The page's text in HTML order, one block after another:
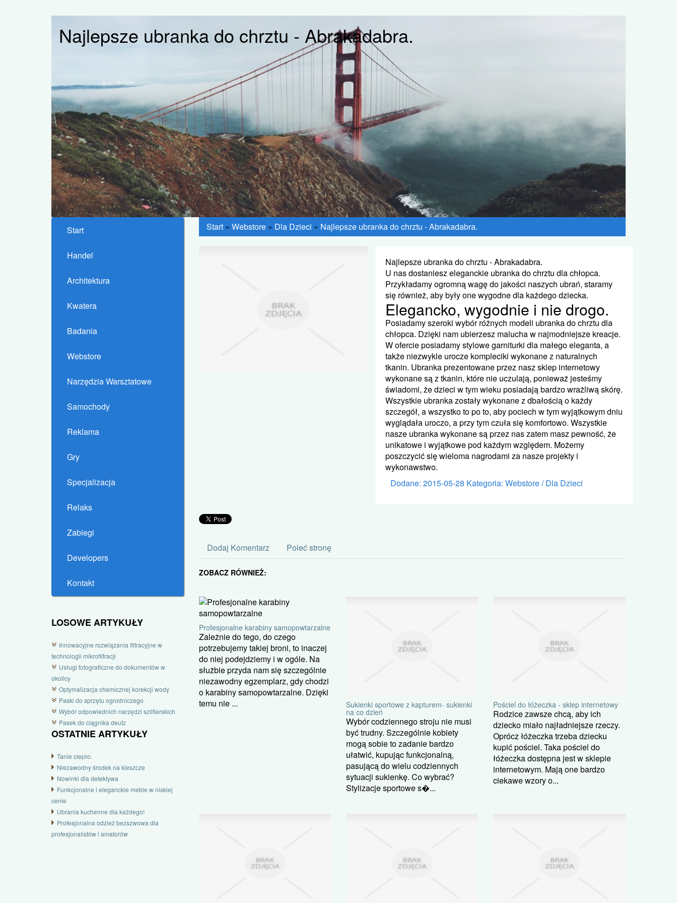
Najlepsze ubranka do chrztu - Abrakadabra.
Start
Handel
Architektura
Kwatera
Badania
Webstore
Narzędzia Warsztatowe
Samochody
Reklama
Gry
Specjalizacja
Relaks
Zabiegi
Developers
Kontakt
LOSOWE ARTYKUŁY
Innowacyjne rozwiązania filtracyjne w
technologii mikrofiltracji
Usługi fotograficzne do dokumentów w
okolicy
Optymalizacja chemicznej korekcji wody
Paski do sprzętu ogrodniczego
Wybór odpowiednich narzędzi szlifierskich
Pasek do ciągnika deutz
OSTATNIE ARTYKUŁY
Tanie ciepło.
Niezawodny środek na kleszcze
Nowinki dla detektywa
Funkcjonalne i eleganckie meble w niskiej
cenie
Ubrania kuchenne dla każdego!
Profesjonalna odzież bezszwowa dla
profesjonalistów i amatorów
Start» Webstore» Dla Dzieci » Najlepsze ubranka do chrztu - Abrakadabra.
Najlepsze ubranka do chrztu - Abrakadabra.
U nas dostaniesz eleganckie ubranka do chrztu dla chłopca.
Przykładamy ogromną wagę do jakości naszych ubrań, staramy
się również, aby były one wygodne dla każdego dziecka.
Elegancko, wygodnie i nie drogo.
Posiadamy szeroki wybór różnych modeli ubranka do chrztu dla
chłopca. Dzięki nam ubierzesz malucha w najmodniejsze kreacje.
W ofercie posiadamy stylowe garniturki dla małego eleganta, a
także niezwykle urocze kompleciki wykonane z naturalnych
tkanin. Ubranka prezentowane przez nasz sklep internetowy
wykonane są z tkanin, które nie uczulają, ponieważ jesteśmy
świadomi, że dzieci w tym wieku posiadają bardzo wrażliwą skórę.
Wszystkie ubranka zostały wykonane z dbałością o każdy
szczegół, a wszystko to po to, aby pociech w tym wyjątkowym dniu
wyglądała uroczo, a przy tym czuła się komfortowo. Wszystkie
nasze ubranka wykonane są przez nas zatem masz pewność, że
unikatowe i wyjątkowe pod każdym względem. Możemy
poszczycić się wieloma nagrodami za nasze projekty i
wykonawstwo.
Dodane: 2015-05-28 Kategoria: Webstore / Dla Dzieci
Dodaj Komentarz Poleć stronę
ZOBACZ RÓWNIEŻ:
Profesjonalne karabiny samopowtarzalne
Zależnie do tego, do czego
potrzebujemy takiej broni, to inaczej
do niej podejdziemy i w ogóle. Na
służbie przyda nam się szczególnie
niezawodny egzemplarz, gdy chodzi
o karabiny samopowtarzalne. Dzięki
temu nie ...
Sukienki sportowe z kapturem- sukienki
na co dzień
Wybór codziennego stroju nie musi
być trudny. Szczególnie kobiety
mogą sobie to zadanie bardzo
ułatwić, kupując funkcjonalną,
pasującą do wielu codziennych
sytuacji sukienkę. Co wybrać?
Stylizacje sportowe s�...
Pościel do łóżeczka - sklep internetowy
Rodzice zawsze chcą, aby ich
dziecko miało najładniejsze rzeczy.
Oprócz łóżeczka trzeba dziecku
kupić pościel. Taka pościel do
łóżeczka dostępna jest w sklepie
internetowym. Mają one bardzo
ciekawe wzory o...